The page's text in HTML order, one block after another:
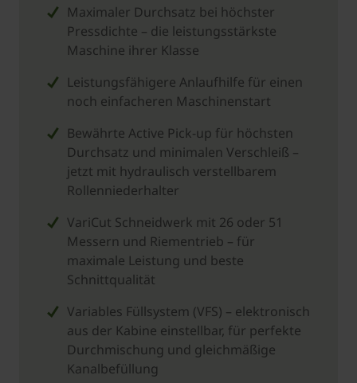
Maximaler Durchsatz bei höchster
Pressdichte – die leistungsstärkste
Maschine ihrer Klasse
Leistungsfähigere Anlaufhilfe für einen
noch einfacheren Maschinenstart
Bewährte Active Pick-up für höchsten
Durchsatz und minimalen Verschleiß –
jetzt mit hydraulisch verstellbarem
Rollenniederhalter
VariCut Schneidwerk mit 26 oder 51
Messern und Riementrieb – für
maximale Leistung und beste
Schnittqualität
Variables Füllsystem (VFS) – elektronisch
aus der Kabine einstellbar, für perfekte
Durchmischung und gleichmäßige
Kanalbefüllung